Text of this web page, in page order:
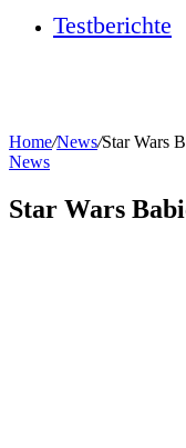
Testberichte
Home/News/Star Wars
News
Star Wars